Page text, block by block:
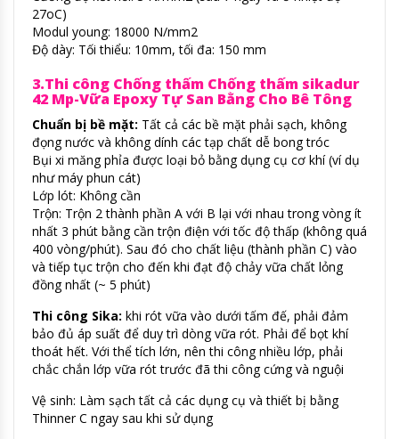
27oC)
Modul young: 18000 N/mm2
Độ dày: Tối thiểu: 10mm, tối đa: 150 mm
3.Thi công Chống thấm Chống thấm sikadur
42 Mp-Vữa Epoxy Tự San Bằng Cho Bê Tông
Chuẩn bị bề mặt: Tất cả các bề mặt phải sạch, không
đọng nước và không dính các tạp chất dễ bong tróc
Bụi xi măng phỉa được loại bỏ bằng dụng cụ cơ khí (ví dụ
như máy phun cát)
Lớp lót: Không cần
Trộn: Trộn 2 thành phần A với B lại với nhau trong vòng ít
nhất 3 phút bằng cần trộn điện với tốc độ thấp (không quá
400 vòng/phút). Sau đó cho chất liệu (thành phần C) vào
và tiếp tục trộn cho đến khi đạt độ chảy vữa chất lỏng
đồng nhất (~ 5 phút)
Thi công Sika: khi rót vữa vào dưới tấm đế, phải đảm
bảo đủ áp suất để duy trì dòng vữa rót. Phải để bọt khí
thoát hết. Với thể tích lớn, nên thi công nhiều lớp, phải
chắc chắn lớp vữa rót trước đã thi công cứng và nguội
Vệ sinh: Làm sạch tất cả các dụng cụ và thiết bị bằng
Thinner C ngay sau khi sử dụng